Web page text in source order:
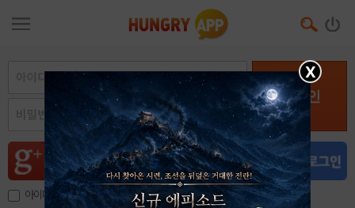
로그인
아이디, 이메일 저장
X